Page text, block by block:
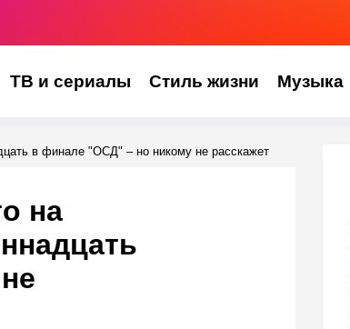
ТВ и сериалы Стиль жизни Музыка
в финале "ОСД" – но никому не расскажет
на